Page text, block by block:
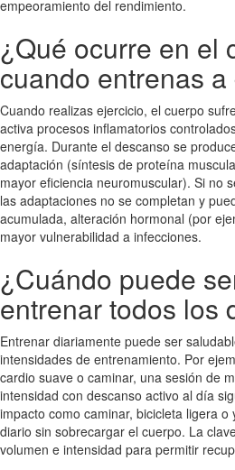
empeoramiento del rendimiento.
¿Qué ocurre en el
cuando entrenas
Cuando realizas ejercicio, el cuerpo
activa procesos inflamatorios
energía. Durante el descanso se
adaptación (síntesis de proteína
mayor eficiencia neuromuscular). Si no
las adaptaciones no se completan y
acumulada, alteración hormonal (por
mayor vulnerabilidad a infecciones.
¿Cuándo puede
entrenar todos los
Entrenar diariamente puede ser
intensidades de entrenamiento. Por
cardio suave o caminar, una sesión de
intensidad con descanso activo al día
impacto como caminar, bicicleta ligera
diario sin sobrecargar el cuerpo. La
volumen e intensidad para permitir